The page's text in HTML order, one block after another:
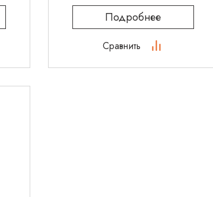
Подробнее
Сравнить